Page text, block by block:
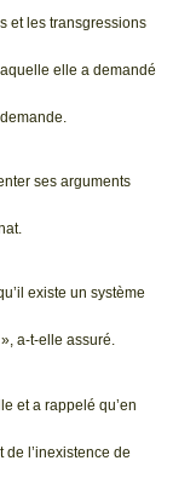
et les transgressions
elle a demandé
ses arguments
existe un système
a-t-elle assuré.
et a rappelé qu’en
l’inexistence de